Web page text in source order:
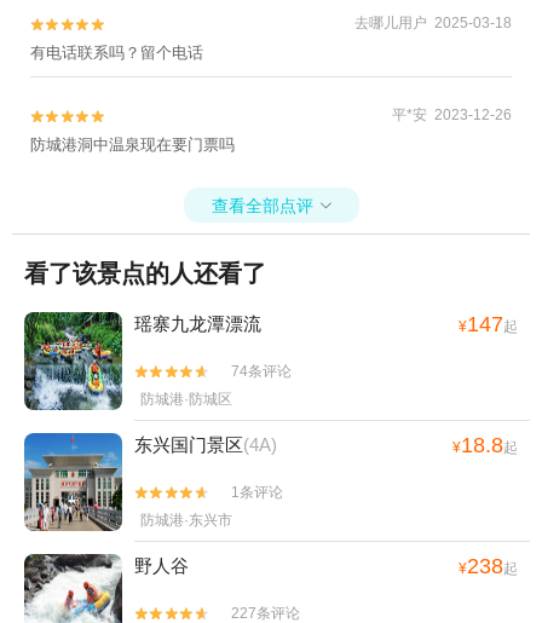

 去哪儿用户 2025-03-18
有电话联系吗？留个电话

 平*安 2023-12-26
防城港洞中温泉现在要门票吗
查看全部点评 
看了该景点的人还看了
瑶寨九龙潭漂流 ¥147起


74条评论
防城港·防城区
东兴国门景区(4A) ¥18.8起


1条评论
防城港·东兴市
野人谷 ¥238起


227条评论